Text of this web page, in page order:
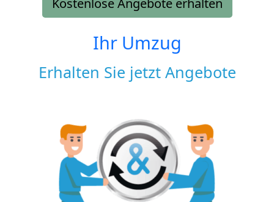
Ihr Umzug
Erhalten Sie jetzt Angebote